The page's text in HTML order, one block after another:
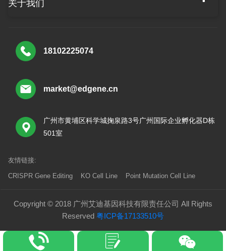
关于我们
18102225074
market@edgene.cn
广州市黄埔区科学城掬泉路3号广州国际企业孵化器D栋
501室
友情链接:
CRISPR Gene Editing KO Cell Line Point Mutation Cell Line
Copyright © 2018 广州艾迪基因科技有限责任公司 All Rights
Reserved 粤ICP备17133510号